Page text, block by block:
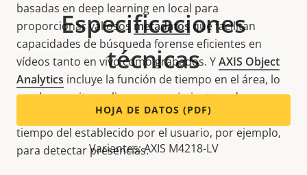
basadas en deep learning en local para
proporcionar valiososmetadatos que facilitan
capacidades de búsqueda forense eficientes en
vídeos tanto en vivo como grabados. YAXIS Object
Analytics incluye la función de tiempo en el área, lo
que le permite realizar un seguimiento cada vez que
un objeto permanece en un área definida por más
tiempo del establecido por el usuario, por ejemplo,
para detectar presencias.
Especificaciones
técnicas
HOJA DE DATOS (PDF)
Variantes: AXIS M4218-LV